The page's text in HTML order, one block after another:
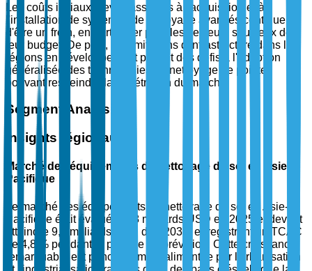
Les coûts initiaux élevés associés à l'acquisition et à
l'installation de systèmes de nettoyage avancés continuent
d'être un frein, en particulier pour les secteurs soucieux de
leur budget. De plus, les limitations d'infrastructure dans les
régions en développement posent des défis à l'adoption
généralisée des technologies de nettoyage de pointe,
pouvant restreindre la pénétration du marché.
Segment Analysis
Insights régionaux
Marché des équipements de nettoyage de sol en Asie-
Pacifique
Le marché des équipements de nettoyage de sol en Asie-
Pacifique était évalué à 5,8 milliards USD en 2025 et devrait
atteindre 9,2 milliards USD d'ici 2035, enregistrant un TCAC
de 4,8 % pendant la période de prévision. Cette croissance
remarquable est principalement alimentée par l'urbanisation